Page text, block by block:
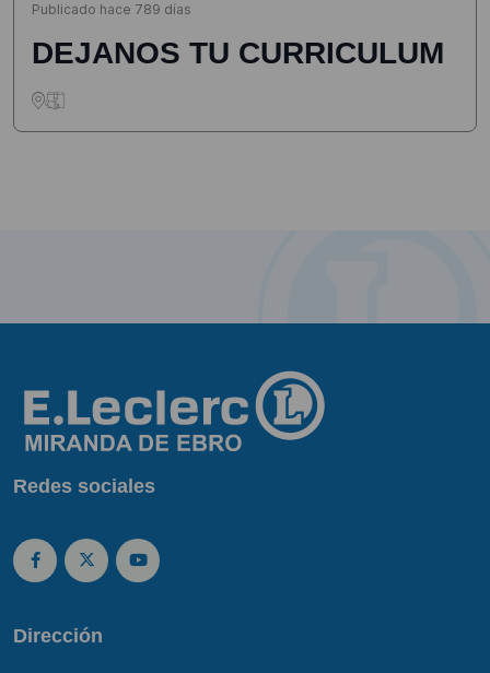
Publicado hace 789 días
DEJANOS TU CURRICULUM
Redes sociales
Dirección